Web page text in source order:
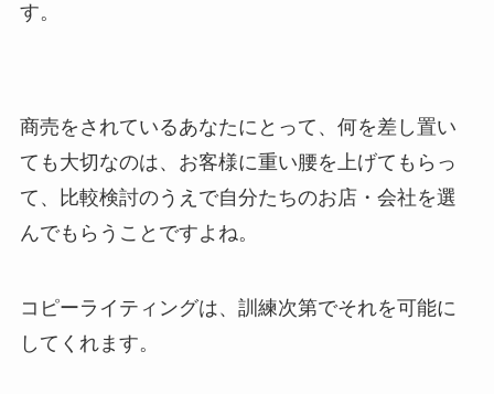
す。
商売をされているあなたにとって、何を差し置い
ても大切なのは、お客様に重い腰を上げてもらっ
て、比較検討のうえで自分たちのお店・会社を選
んでもらうことですよね。
コピーライティングは、訓練次第でそれを可能に
してくれます。